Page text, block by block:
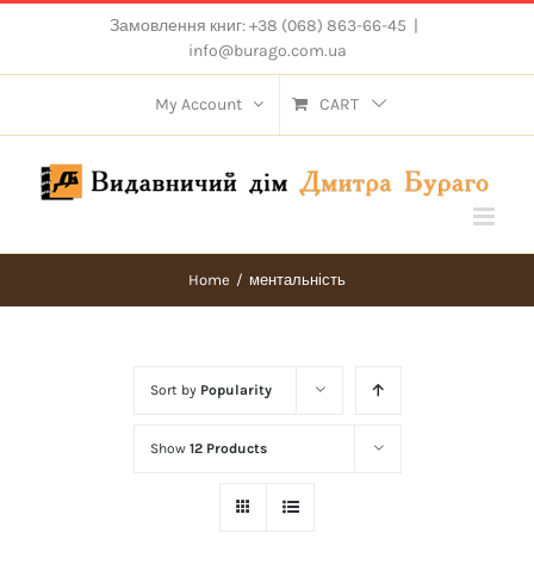
content
Замовлення книг: +38 (068) 863-66-45 |
info@burago.com.ua
My Account CART
Home / ментальність
Sort by Popularity
Show 12 Products